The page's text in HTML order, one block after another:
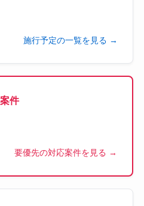
施行予定の一覧を見る →
件
要優先の対応案件を見る →